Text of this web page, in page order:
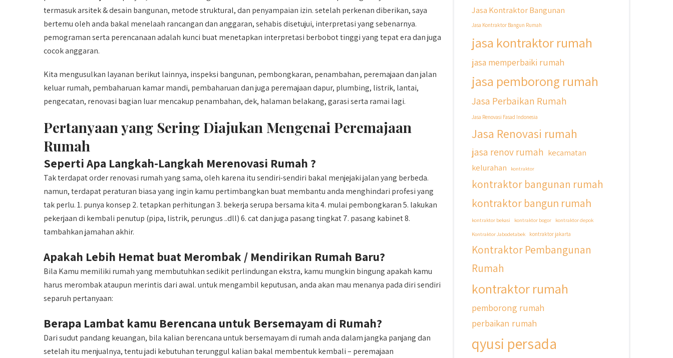
termasuk arsitek & desain bangunan, metode struktural, dan penyampaian izin. setelah perkenan diberikan, saya
bertemu oleh anda bakal menelaah rancangan dan anggaran, sehabis disetujui, interpretasi yang sebenarnya.
pemograman serta perencanaan adalah kunci buat menetapkan interpretasi berbobot tinggi yang tepat era dan juga
cocok anggaran.
Kita mengusulkan layanan berikut lainnya, inspeksi bangunan, pembongkaran, penambahan, peremajaan dan jalan
keluar rumah, pembaharuan kamar mandi, pembaharuan dan juga peremajaan dapur, plumbing, listrik, lantai,
pengecatan, renovasi bagian luar mencakup penambahan, dek, halaman belakang, garasi serta ramai lagi.
Pertanyaan yang Sering Diajukan Mengenai Peremajaan
Rumah
Seperti Apa Langkah-Langkah Merenovasi Rumah ?
Tak terdapat order renovasi rumah yang sama, oleh karena itu sendiri-sendiri bakal menjejaki jalan yang berbeda.
namun, terdapat peraturan biasa yang ingin kamu pertimbangkan buat membantu anda menghindari profesi yang
tak perlu. 1. punya konsep 2. tetapkan perhitungan 3. bekerja serupa bersama kita 4. mulai pembongkaran 5. lakukan
pekerjaan di kembali penutup (pipa, listrik, perungus ..dll) 6. cat dan juga pasang tingkat 7. pasang kabinet 8.
tambahkan jamahan akhir.
Apakah Lebih Hemat buat Merombak / Mendirikan Rumah Baru?
Bila Kamu memiliki rumah yang membutuhkan sedikit perlindungan ekstra, kamu mungkin bingung apakah kamu
harus merombak ataupun merintis dari awal. untuk mengambil keputusan, anda akan mau menanya pada diri sendiri
separuh pertanyaan:
Berapa Lambat kamu Berencana untuk Bersemayam di Rumah?
Dari sudut pandang keuangan, bila kalian berencana untuk bersemayam di rumah anda dalam jangka panjang dan
setelah itu menjualnya, tentu jadi kebutuhan terunggul kalian bakal membentuk kembali – peremajaan
Jasa Kontraktor Bangunan
Jasa Kontraktor Bangun Rumah
jasa kontraktor rumah
jasa memperbaiki rumah
jasa pemborong rumah
Jasa Perbaikan Rumah
Jasa Renovasi Fasad Indonesia
Jasa Renovasi rumah
jasa renov rumah kecamatan
kelurahan
kontraktor
kontraktor bangunan rumah
kontraktor bangun rumah
kontraktor bekasi kontraktor bogor
kontraktor depok
Kontraktor Jabodetabek
kontraktor jakarta
Kontraktor Pembangunan
Rumah
kontraktor rumah
pemborong rumah
perbaikan rumah
qyusi persada